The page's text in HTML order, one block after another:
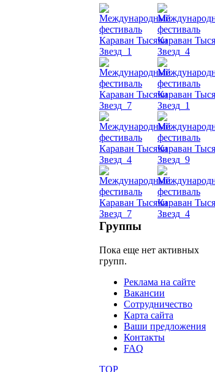
Группы
Пока еще нет активных
групп.
Реклама на сайте
Вакансии
Сотрудничество
Карта сайта
Ваши предложения
Контакты
FAQ
TOP